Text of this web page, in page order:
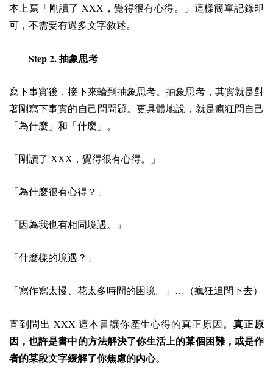
本上寫「剛讀了XXX ，覺得很有心得。」這樣簡單記錄即
可，不需要有過多文字敘述。
Step 2. 抽象思考
寫下事實後，接下來輪到抽象思考。抽象思考，其實就是對
著剛寫下事實的自己問問題。更具體地說，就是瘋狂問自己
「為什麼」和「什麼」。
「剛讀了 XXX，覺得很有心得。」
「為什麼很有心得？」
「因為我也有相同境遇。」
「什麼樣的境遇？」
「寫作寫太慢、花太多時間的困境。」…（瘋狂追問下去）
直到問出 XXX 這本書讓你產生心得的真正原因。真正原
因，也許是書中的方法解決了你生活上的某個困難，或是作
者的某段文字緩解了你焦慮的內心。